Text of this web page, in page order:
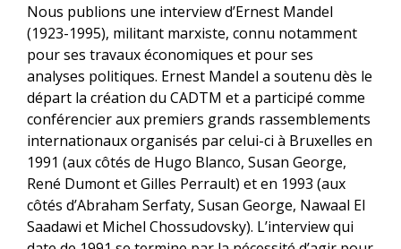
Nous publions une interview d’Ernest Mandel
(1923-1995), militant marxiste, connu notamment
pour ses travaux économiques et pour ses
analyses politiques. Ernest Mandel a soutenu dès le
départ la création du CADTM et a participé comme
conférencier aux premiers grands rassemblements
internationaux organisés par celui-ci à Bruxelles en
1991 (aux côtés de Hugo Blanco, Susan George,
René Dumont et Gilles Perrault) et en 1993 (aux
côtés d’Abraham Serfaty, Susan George, Nawaal El
Saadawi et Michel Chossudovsky). L’interview qui